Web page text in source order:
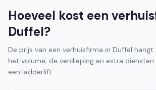
Hoeveel kost een
Duffel?
De prijs van een verhuisfirma in Duffel
het volume, de verdieping en extra diensten
een ladderlift.